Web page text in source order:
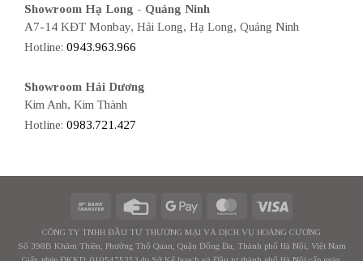
Showroom Hạ Long - Quảng Ninh
A7-14 KĐT Monbay, Hải Long, Hạ Long, Quảng Ninh
Hotline: 0943.963.966
Showroom Hải Dương
Kim Anh, Kim Thành
Hotline: 0983.721.427
CÔNG TY TNHH ĐẦU TƯ THƯƠNG MẠI VÀ DỊCH VỤ HOÀNG CƯƠNG
Số 398B Khâm Thiên, Phường Thổ Quan, Quận Đống Đa, Thành phố Hà Nội, Việt Nam